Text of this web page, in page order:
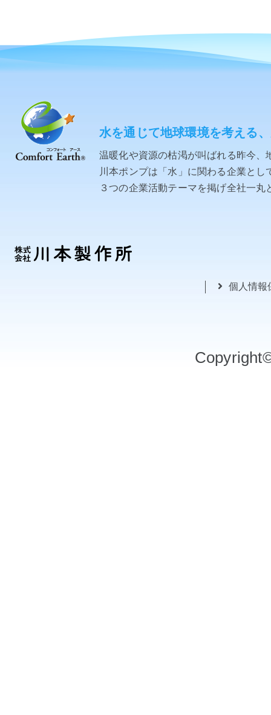
水を通じて地球環境を考える
温暖化や資源の枯渇が叫ばれる昨今
川本ポンプは「水」に関わる企業と
３つの企業活動テーマを掲げ全社一
個人情報